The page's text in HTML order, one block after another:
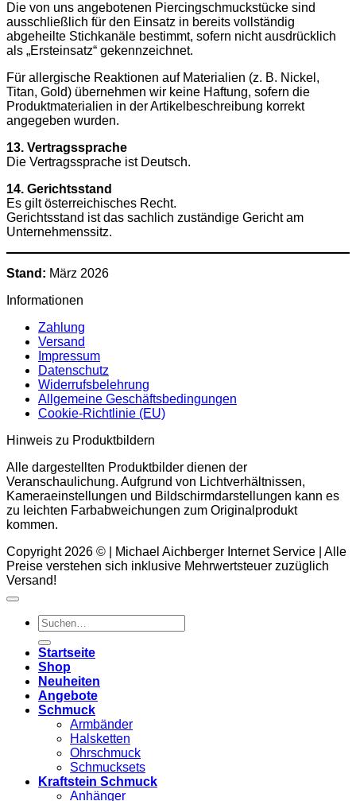
Die von uns angebotenen Piercingschmuckstücke sind
ausschließlich für den Einsatz in bereits vollständig
abgeheilte Stichkanäle bestimmt, sofern nicht ausdrücklich
als „Ersteinsatz“ gekennzeichnet.
Für allergische Reaktionen auf Materialien (z. B. Nickel,
Titan, Gold) übernehmen wir keine Haftung, sofern die
Produktmaterialien in der Artikelbeschreibung korrekt
angegeben wurden.
13. Vertragssprache
Die Vertragssprache ist Deutsch.
14. Gerichtsstand
Es gilt österreichisches Recht.
Gerichtsstand ist das sachlich zuständige Gericht am
Unternehmenssitz.
Stand: März 2026
Informationen
Zahlung
Versand
Impressum
Datenschutz
Widerrufsbelehrung
Allgemeine Geschäftsbedingungen
Cookie-Richtlinie (EU)
Hinweis zu Produktbildern
Alle dargestellten Produktbilder dienen der
Veranschaulichung. Aufgrund von Lichtverhältnissen,
Kameraeinstellungen und Bildschirmdarstellungen kann es
zu leichten Farbabweichungen zum Originalprodukt
kommen.
Copyright 2026 © | Michael Aichberger Internet Service | Alle
Preise verstehen sich inklusive Mehrwertsteuer zuzüglich
Versand!
Suchen
nach:
Startseite
Shop
Neuheiten
Angebote
Schmuck
Armbänder
Halsketten
Ohrschmuck
Schmucksets
Kraftstein Schmuck
Anhänger